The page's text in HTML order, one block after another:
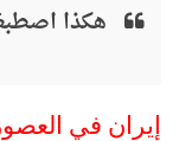
هكذا
إيران في